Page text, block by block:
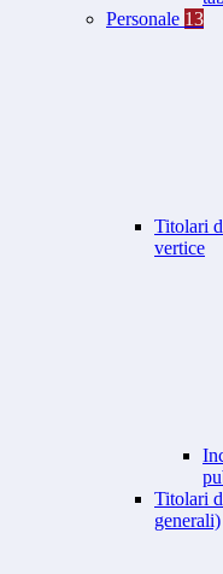
Personale 13
Titolari
vertice
Titolari
generali)